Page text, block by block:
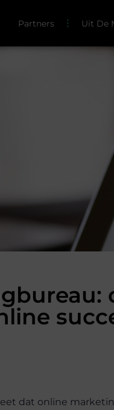
Partners Uit De
dat online